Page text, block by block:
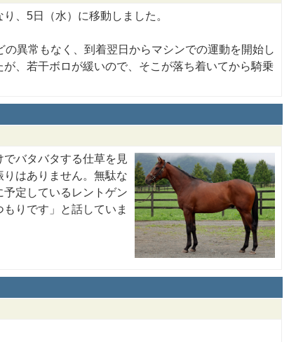
、5日（水）に移動しました。
異常もなく、到着翌日からマシンでの運動を開始し
、若干ボロが緩いので、そこが落ち着いてから騎乗
バタバタする仕草を見
はありません。無駄な
定しているレントゲン
りです」と話していま